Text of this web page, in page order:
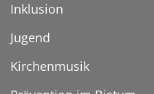
Inklusion
Jugend
Kirchenmusik